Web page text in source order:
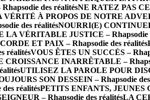
des réalitésNE RATEZ PAS
VÉRITÉ À PROPOS DE NOTRE
des réalitésNOURRI(E)
LA VÉRITABLE JUSTICE – Rhapsodie
ET PAIX – Rhapsodie des réalités
réalitésVOUS ÊTES UN SUCCÈS –
INARRÊTABLE –
UTILISEZ LA PAROLE POUR
SON DESSEIN – Rhapsodie
réalitésPETITS ENFANTS, JEUNES
– Rhapsodie des réalitésLA